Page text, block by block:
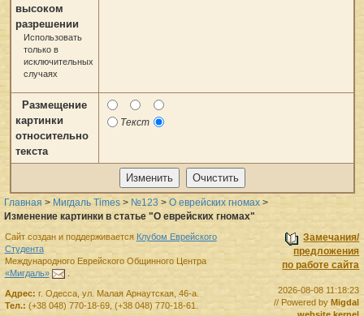
высоком
разрешении
Использовать
только в
исключительных
случаях
Размещение
картинки
относительно
текста
Текст
Главная > Мигдаль Times > №123 > О еврейских гномах >
Изменение картинки в статье "О еврейских гномах"
Замечания/
предложения
по работе сайта
2026-08-08 11:18:23
// Powered by Migdal
Сайт создан и поддерживается Клубом Еврейского
Студента
Международного Еврейского Общинного Центра
«Мигдаль»
Адрес: г. Одесса, ул. Малая Арнаутская, 46-а.
Тел.: (+38 048) 770-18-69, (+38 048) 770-18-61